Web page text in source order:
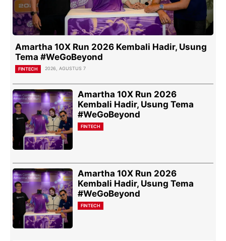
Amartha 10X Run 2026 Kembali Hadir, Usung
Tema #WeGoBeyond
FINTECH 2026, AGUSTUS 7
Amartha 10X Run 2026
Kembali Hadir, Usung Tema
#WeGoBeyond
FINTECH
Amartha 10X Run 2026
Kembali Hadir, Usung Tema
#WeGoBeyond
FINTECH